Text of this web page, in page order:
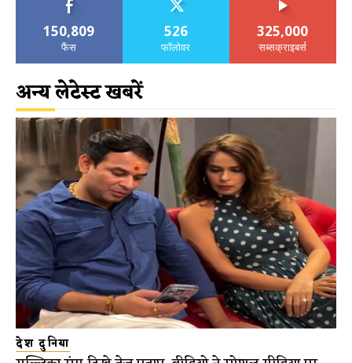
150,809
फैंस
526
फॉलोवर
325,000
सब्सक्राइबर्स
अन्य लेटेस्ट खबरें
देश दुनिया